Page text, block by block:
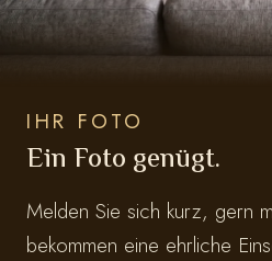
IHR FOTO
Ein Foto genügt.
Melden Sie sich kurz, gern
bekommen eine ehrliche